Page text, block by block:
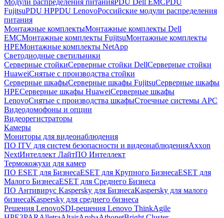
FujitsuPDU HPPDU LenovoРоссийские модули распределения
питания
Монтажные комплектыМонтажные комплекты Dell
EMCМонтажные комплекты FujitsuМонтажные комплекты
HPEМонтажные комплекты NetApp
Светодиодные светильники
Серверные стойкиСерверные стойки DellСерверные стойки
HuaweiСнятые с производства стойки
Серверные шкафыСерверные шкафы FujitsuСерверные шкафы
HPEСерверные шкафы HuaweiСерверные шкафы
LenovoСнятые с производства шкафыСтоечные системы APC
Видеодомофоны и опции
Видеорегистраторы
Камеры
Мониторы для видеонаблюдения
ПО ITV для систем безопасности и видеонаблюденияAxxon
NextИнтеллект ЛайтПО Интеллект
Термокожухи для камер
ПО ESET для БизнесаESET для Крупного БизнесаESET для
Малого БизнесаESET для Среднего Бизнеса
ПО Антивирус Kaspersky для БизнесаKaspersky для малого
бизнесаKaspersky для среднего бизнеса
Решения LenovoSDI-решения Lenovo ThinkAgile